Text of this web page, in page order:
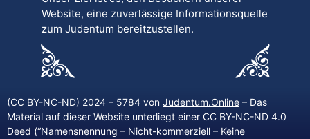
Website, eine zuverlässige Informationsquelle
zum Judentum bereitzustellen.
(CC BY-NC-ND) 2024 – 5784 von Judentum.Online – Das
Material auf dieser Website unterliegt einer CC BY-NC-ND 4.0
Deed (“Namensnennung – Nicht-kommerziell – Keine